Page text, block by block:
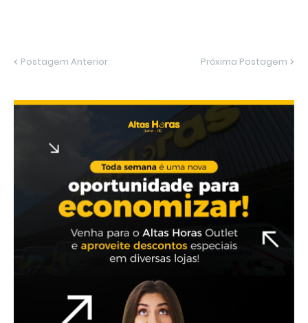
Postagem Anterior Próxima Postagem